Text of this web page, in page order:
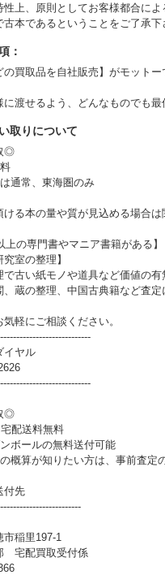
上、原則としてお客様都合によ
本であるということをご了承下
：
の買取品を自社販売】がモット
に渡せるよう、どんなものでも
取りについて
◎
通常、東海圏のみ
る本の量や質が見込める場合は
上の専門書やマニア書籍がある】
究室の整理】
で古い紙モノや道具など価値の
、蔵の整理、中国古典籍など査
軽にご相談ください。
イヤル
◎
配送料無料
ボールの無料送付可能
概算が知りたい方は、事前査定
付先
稲里197-1
宅配買取受付係